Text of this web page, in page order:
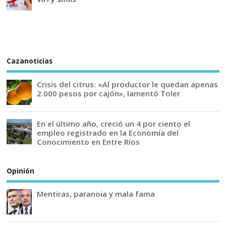
Cazanoticias
Crisis del citrus: «Al productor le quedan apenas
2.000 pesos por cajón», lamentó Toler
En el último año, creció un 4 por ciento el
empleo registrado en la Economía del
Conocimiento en Entre Ríos
Opinión
Mentiras, paranoia y mala fama